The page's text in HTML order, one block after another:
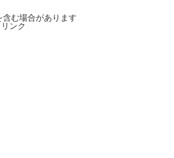
含む場合があります
ンク